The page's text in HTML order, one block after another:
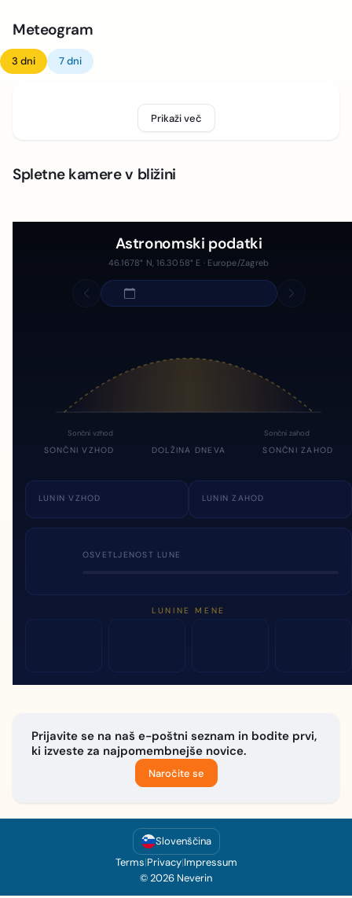
Meteogram
3 dni 7 dni
Prikaži več
Spletne kamere v bližini
Astronomski podatki
46.1678° N, 16.3058° E · Europe/Zagreb
Sončni vzhod Sončni zahod
SONČNI VZHOD DOLŽINA DNEVA SONČNI ZAHOD
LUNIN VZHOD LUNIN ZAHOD
OSVETLJENOST LUNE
LUNINE MENE
Prijavite se na naš e-poštni seznam in bodite prvi,
ki izveste za najpomembnejše novice.
Naročite se
Slovenščina
Terms|Privacy|Impressum
© 2026 Neverin